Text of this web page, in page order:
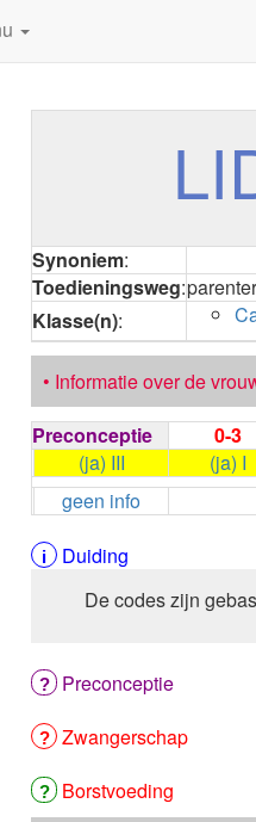
Synoniem:
Toedieningsweg:
Klasse(n):
• Informatie over de
Preconceptie
0-3
(ja) III
(ja) I
geen info
Duiding
De codes zijn
Preconceptie
Zwangerschap
Borstvoeding